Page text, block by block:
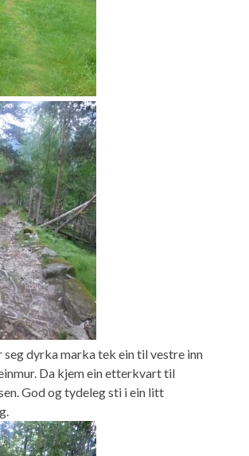
dyrka marka tek ein til vestre inn
Da kjem ein etterkvart til
God og tydeleg sti i ein litt